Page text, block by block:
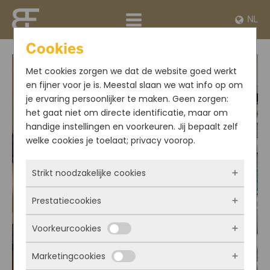
NL
Cookies
Met cookies zorgen we dat de website goed werkt
en fijner voor je is. Meestal slaan we wat info op om
je ervaring persoonlijker te maken. Geen zorgen:
het gaat niet om directe identificatie, maar om
handige instellingen en voorkeuren. Jij bepaalt zelf
welke cookies je toelaat; privacy voorop.
Strikt noodzakelijke cookies
Deze cookies zorgen ervoor dat de website
überhaupt werkt. Ze zijn dus altijd actief en
kunnen niet worden uitgezet. Meestal worden
ze alleen geplaatst als jij iets doet, zoals
inloggen, een formulier invullen of je
Prestatiecookies
Met deze cookies zien we hoe vaak onze site
bezocht wordt, waar bezoekers vandaan
komen en welke pagina’s populair zijn. Zo
Voorkeurcookies
Deze cookies onthouden jouw voorkeuren.
Marketingcookies